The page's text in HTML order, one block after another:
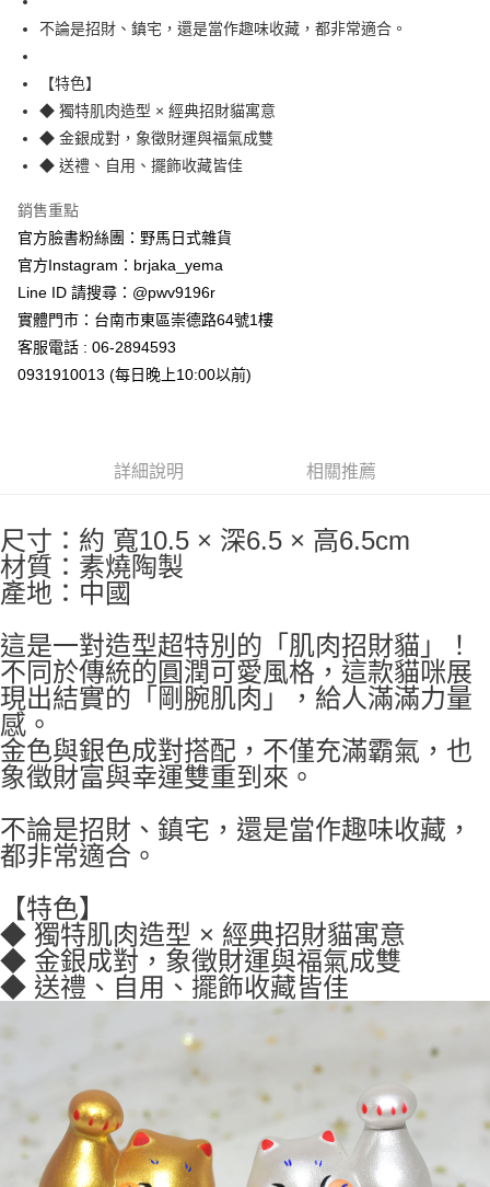
運送方式
全家取貨付款
每筆NT$65，滿NT$999(含以上)免運費
付款後全家取貨
每筆NT$65，滿NT$999(含以上)免運費
7-11取貨付款
每筆NT$65，滿NT$999(含以上)免運費
付款後7-11取貨
每筆NT$65，滿NT$999(含以上)免運費
宅配
每筆NT$100，滿NT$999(含以上)免運費
不論是招財、鎮宅，還是當作趣味收藏，都非常適合。
【特色】
◆ 獨特肌肉造型 × 經典招財貓寓意
◆ 金銀成對，象徵財運與福氣成雙
◆ 送禮、自用、擺飾收藏皆佳
銷售重點
官方臉書粉絲團：野馬日式雜貨
官方Instagram：brjaka_yema
Line ID 請搜尋：@pwv9196r
實體門市：台南市東區崇德路64號1樓
客服電話 : 06-2894593
0931910013 (每日晚上10:00以前)
詳細說明 相關推薦
尺寸：約 寬10.5 × 深6.5 × 高6.5cm
材質：素燒陶製
產地：中國
這是一對造型超特別的「肌肉招財貓」！
不同於傳統的圓潤可愛風格，這款貓咪展
現出結實的「剛腕肌肉」，給人滿滿力量
感。
金色與銀色成對搭配，不僅充滿霸氣，也
象徵財富與幸運雙重到來。
不論是招財、鎮宅，還是當作趣味收藏，
都非常適合。
【特色】
◆ 獨特肌肉造型 × 經典招財貓寓意
◆ 金銀成對，象徵財運與福氣成雙
◆ 送禮、自用、擺飾收藏皆佳